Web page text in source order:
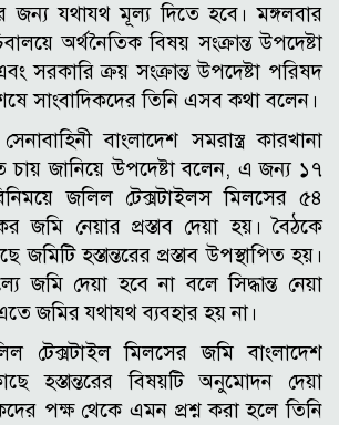
জন্য যথাযথ মূল্য দিতে হবে।মঙ্গলবার
অর্থনৈতিক বিষয় সংক্রান্ত উপদেষ্টা
সরকারি ক্রয় সংক্রান্ত উপদেষ্টা পরিষদ
সাংবাদিকদের তিনি এসব কথা বলেন।
বাংলাদেশ সমরাস্ত্র কারখানা
চায় জানিয়ে উপদেষ্টা বলেন, এ জন্য ১৭
জলিল টেক্সটাইলস মিলসের ৫৪
নেয়ার প্রস্তাব দেয়া হয়। বৈঠকে
জমিটি হস্তান্তরের প্রস্তাব উপস্থাপিত হয়।
জমি দেয়া হবে না বলে সিদ্ধান্ত নেয়া
জমির যথাযথ ব্যবহার হয় না।
টেক্সটাইল মিলসের জমি বাংলাদেশ
হস্তান্তরের বিষয়টি অনুমোদন দেয়া
পক্ষ থেকে এমন প্রশ্ন করা হলে তিনি